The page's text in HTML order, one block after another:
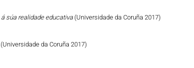
súa realidade educativa(Universidade da Coruña 2017)
(Universidade da Coruña 2017)